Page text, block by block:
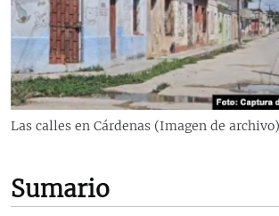
RADIO MARTÍ
ESPECIALES
ESPECIALES
LA REALIDAD DE LA VIVIENDA EN CUBA
KENTU-CUBANO
LOS SANTOS DE HIALEAH
MULTIMEDIA
EDITORIALES
Las calles en Cárdenas (Imagen de archivo)
Sumario